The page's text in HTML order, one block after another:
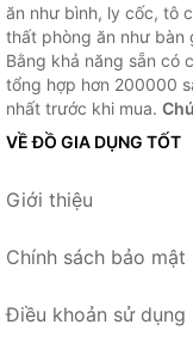
ăn như bình, ly cốc, tô
thất phòng ăn như bàn
Bằng khả năng sẵn có
tổng hợp hơn 200000
nhất trước khi mua.
VỀ ĐỒ GIA DỤNG TỐT
Giới thiệu
Chính sách bảo mật
Điều khoản sử dụng